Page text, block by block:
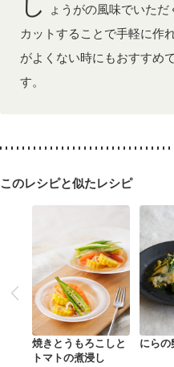
ょうがの風味でいた
カットすることで手軽に作
がよくない時にもおすすめ
す。
このレシピと似たレシピ
焼きとうもろこしと
トマトの煮浸し
にらの